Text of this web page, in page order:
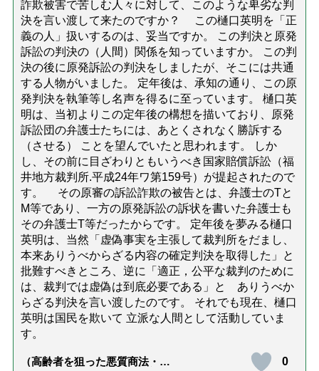
詐欺被害で苦しむ人々に対して、このような卑劣な判
決を言い渡して来たのですか？ この樋口英明を「正
義の人」扱いするのは、妥当ですか。 この判決と原発
訴訟の判決の（人間）関係を知っていますか。 この判
決の後に原発訴訟の判決をしましたが、そこには共通
する人物がいました。 定年後は、承知の通り、この原
発判決を執筆等し名声を得るに至っています。 樋口英
明は、当初よりこの定年後の構想を描いており、原発
訴訟団の弁護士たちには、あとくされなく勝訴する
（させる） ことを望んでいたと思われます。 しか
し、その前に目ざわりともいうべき国家賠償訴訟（福
井地方裁判所.平成24年ワ第159号）が提起されたので
す。 その原審の訴訟詐欺の被告とは、弁護士のTと
M等であり、一方の原発訴訟の訴状を書いた弁護士も
その弁護士T等だったからです。 定年後を夢みる樋口
英明は、当然「虚偽事実を主張して裁判所をだまし、
本来ありうべからざる内容の確定判決を取得した」と
批難すべきところ、逆に「適正，公平な裁判のために
は、裁判では虚偽は到底必要である」と ありうべか
らざる判決を言い渡したのです。 それでも現在、樋口
英明は国民を欺いて 立派な人間として活動していま
す。
（高齢者を狙った悪質商法・訪
0